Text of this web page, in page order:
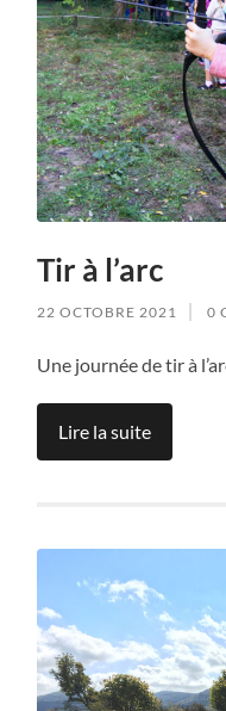
Tir à l’arc
22 OCTOBRE 2021 0
Une journée de tir à
Lire la suite